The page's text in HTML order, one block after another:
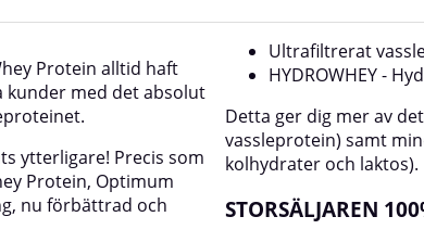
Protein alltid haft
kunder med det absolut
ytterligare! Precis som
Protein, Optimum
nu förbättrad och
Ultrafiltrerat
HYDROWHEY -
Detta ger dig mer av
vassleprotein) samt
kolhydrater och laktos).
STORSÄLJAREN